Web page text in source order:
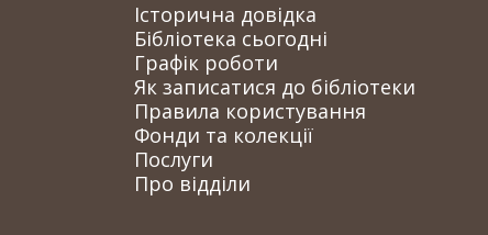
Історична довідка
Бібліотека сьогодні
Графік роботи
Як записатися до бібліотеки
Правила користування
Фонди та колекції
Послуги
Про відділи